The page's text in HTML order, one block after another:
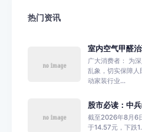
热门资讯
室内空气甲醛
广大消费者： 为
乱象，切实保障人
动家装行业...
股市必读：中
截至2026年8月6
于14.57元，下跌